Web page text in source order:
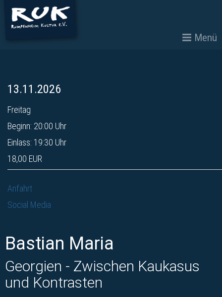
Menü
13.11.2026
Freitag
Beginn: 20:00 Uhr
Einlass: 19:30 Uhr
18,00 EUR
Anfahrt
Social Media
Bastian Maria
Georgien - Zwischen Kaukasus
und Kontrasten